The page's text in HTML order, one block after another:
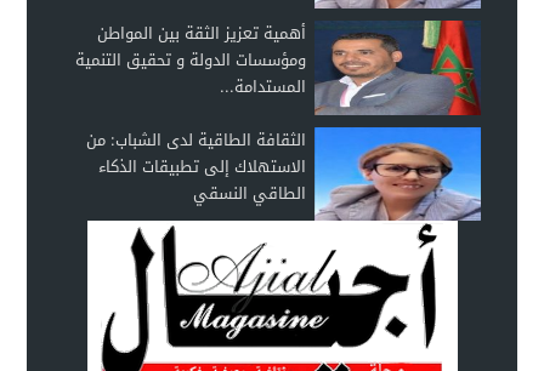
أهمية تعزيز الثقة بين المواطن
ومؤسسات الدولة و تحقيق التنمية
المستدامة...
الثقافة الطاقية لدى الشباب: من
الاستهلاك إلى تطبيقات الذكاء
الطاقي النسقي